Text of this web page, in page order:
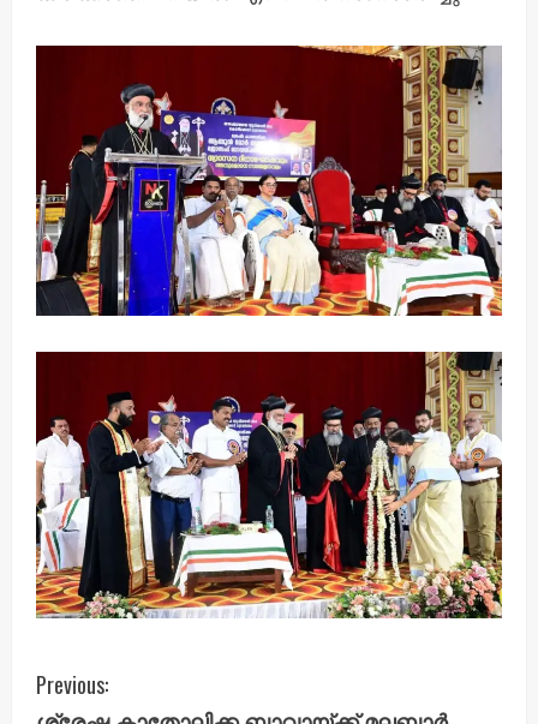
C
Previous: